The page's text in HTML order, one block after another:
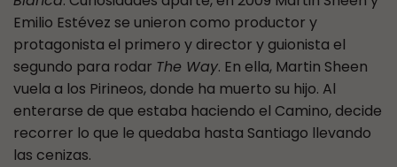
Emilio Estévez se unieron como productor y
protagonista el primero y director y guionista el
segundo para rodar The Way. En ella, Martin Sheen
vuela a los Pirineos, donde ha muerto su hijo. Al
enterarse de que estaba haciendo el Camino, decide
recorrer lo que le quedaba hasta Santiago llevando
las cenizas.